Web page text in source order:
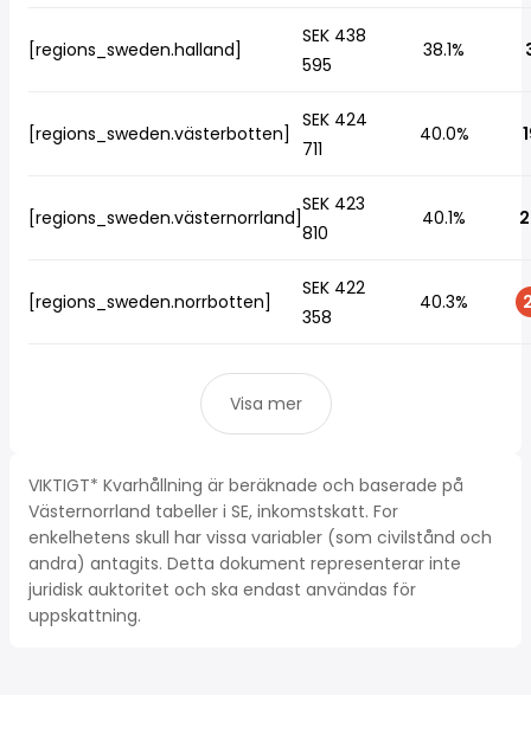
[regions_sweden.halland]
SEK 438
595
38.1%
[regions_sweden.västerbotten]
SEK 424
711
40.0%
[regions_sweden.västernorrland]
SEK 423
810
40.1%
[regions_sweden.norrbotten]
SEK 422
358
40.3%
Visa mer
VIKTIGT* Kvarhållning är beräknade och baserade på
Västernorrland tabeller i SE, inkomstskatt. For
enkelhetens skull har vissa variabler (som civilstånd och
andra) antagits. Detta dokument representerar inte
juridisk auktoritet och ska endast användas för
uppskattning.